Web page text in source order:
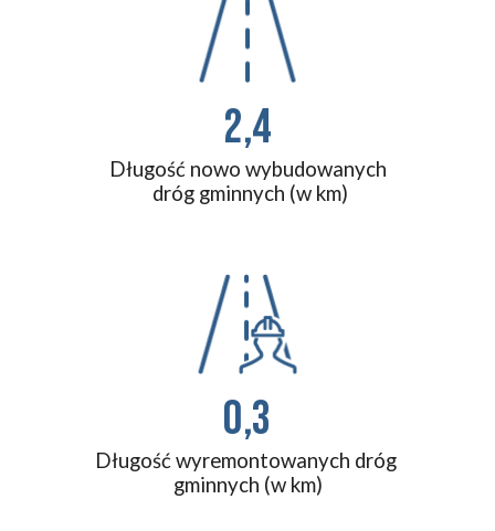
2,4
Długość nowo wybudowanych
dróg gminnych (w km)
0,3
Długość wyremontowanych dróg
gminnych (w km)